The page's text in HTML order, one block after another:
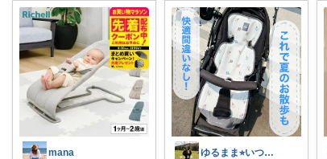
mana ゆるまま⭐︎いつもありがとうございます✨